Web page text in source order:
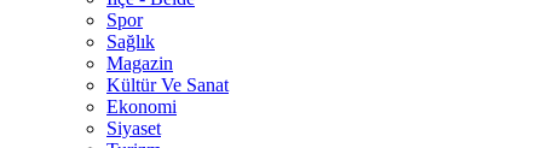
Spor
Sağlık
Magazin
Kültür Ve Sanat
Ekonomi
Siyaset